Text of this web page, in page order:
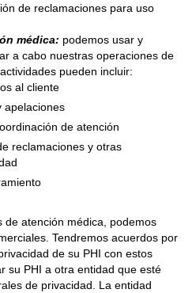
de reclamaciones para uso
médica: podemos usar y
a cabo nuestras operaciones de
pueden incluir:
al cliente
apelaciones
de atención
reclamaciones y otras
de atención médica, podemos
Tendremos acuerdos por
de su PHI con estos
su PHI a otra entidad que esté
de privacidad. La entidad